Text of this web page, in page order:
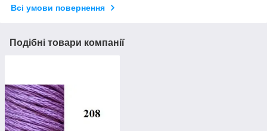
Всі умови повернення
Подібні товари компанії